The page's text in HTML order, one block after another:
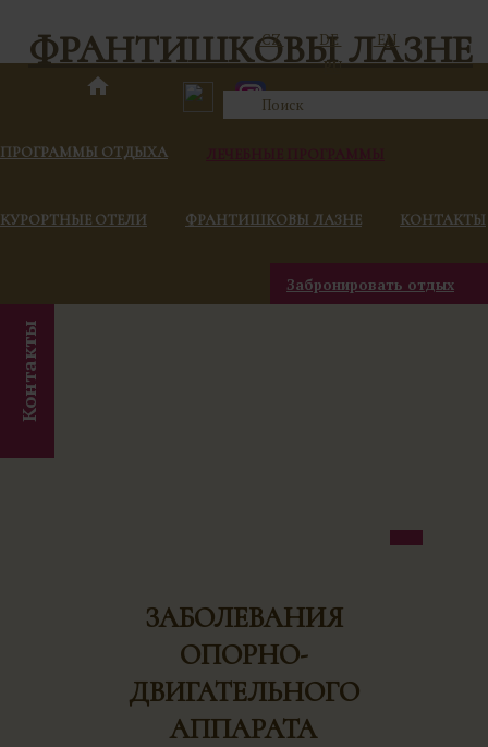
ФРАНТИШКОВЫ ЛАЗНЕ
CZ DE
EN
RU
ПРОГРАММЫ ОТДЫХА
КУРОРТНЫЕ ОТЕЛИ ФРАНТИШКОВЫ ЛАЗНЕ КОНТАКТЫ
Забронировать отдых
Контакты
ЗАБОЛЕВАНИЯ
ОПОРНО-
ДВИГАТЕЛЬНОГО
АППАРАТА